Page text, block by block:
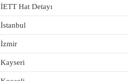
İETT Hat Detayı
İstanbul
İzmir
Kayseri